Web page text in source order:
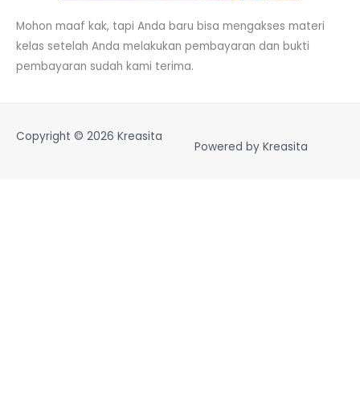
Mohon maaf kak, tapi Anda baru bisa mengakses materi
kelas setelah Anda melakukan pembayaran dan bukti
pembayaran sudah kami terima.
Copyright © 2026 Kreasita
Powered by Kreasita